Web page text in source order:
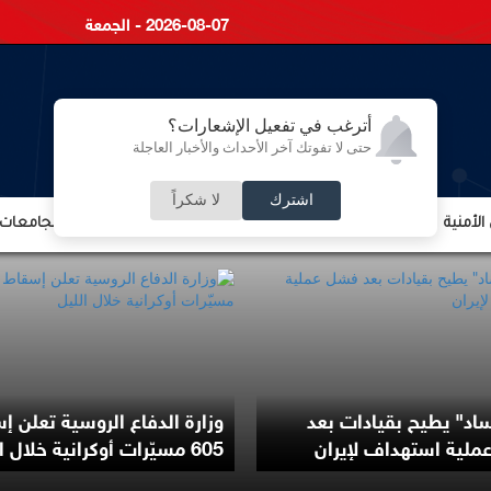
أترغب في تفعيل الإشعارات؟
حتى لا تفوتك آخر الأحداث والأخبار العاجلة
اشترك لا شكراً
2026-08-07 - الجمعة
الشؤون الإقتصادية الشؤون البرلمانية التعليم والجامعات
يطيح بقيادات بعد
استهداف لإيران
وزارة الدفاع الروسية تعلن
605 مسيّرات أوكرانية خلال الليل